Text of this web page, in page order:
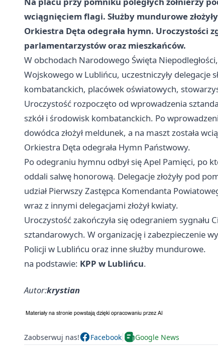
wciągnięciem flagi. Służby mundurowe
Orkiestra Dęta odegrała hymn. Uroczystości
parlamentarzystów oraz mieszkańców.
W obchodach Narodowego Święta
Wojskowego w Lublińcu, uczestniczyły
kombatanckich, placówek oświatowych,
Uroczystość rozpoczęto od wprowadzenia
szkół i środowisk kombatanckich. Po
dowódca złożył meldunek, a na maszt została
Orkiestra Dęta odegrała Hymn Państwowy.
Po odegraniu hymnu odbył się Apel Pamięci, po
oddali salwę honorową. Delegacje złożyły pod
udział Pierwszy Zastępca Komendanta
wraz z innymi delegacjami złożył kwiaty.
Uroczystość zakończyła się odegraniem
sztandarowych. W organizację i zabezpieczenie
Policji w Lublińcu oraz inne służby mundurowe.
na podstawie: KPP w Lublińcu.
Autor:krystian
Zaobserwuj nas! Facebook Google News